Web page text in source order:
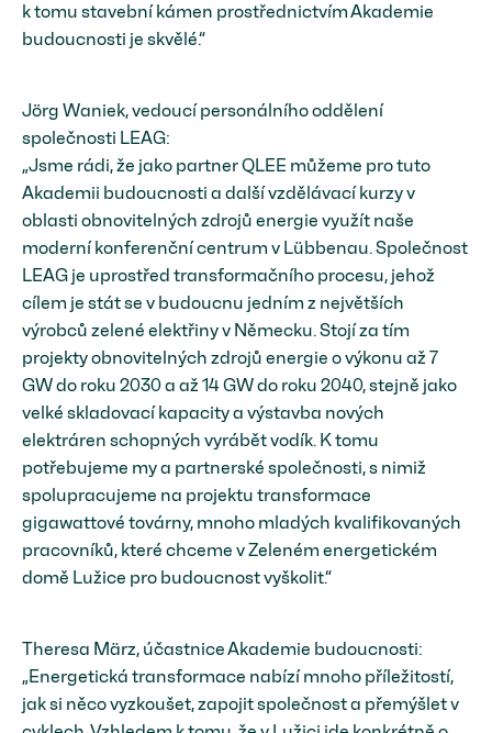
k tomu stavební kámen prostřednictvím Akademie
budoucnosti je skvělé.“
Jörg Waniek, vedoucí personálního oddělení
společnosti LEAG:
„Jsme rádi, že jako partner QLEE můžeme pro tuto
Akademii budoucnosti a další vzdělávací kurzy v
oblasti obnovitelných zdrojů energie využít naše
moderní konferenční centrum v Lübbenau. Společnost
LEAG je uprostřed transformačního procesu, jehož
cílem je stát se v budoucnu jedním z největších
výrobců zelené elektřiny v Německu. Stojí za tím
projekty obnovitelných zdrojů energie o výkonu až 7
GW do roku 2030 a až 14 GW do roku 2040, stejně jako
velké skladovací kapacity a výstavba nových
elektráren schopných vyrábět vodík. K tomu
potřebujeme my a partnerské společnosti, s nimiž
spolupracujeme na projektu transformace
gigawattové továrny, mnoho mladých kvalifikovaných
pracovníků, které chceme v Zeleném energetickém
domě Lužice pro budoucnost vyškolit.“
Theresa März, účastnice Akademie budoucnosti:
„Energetická transformace nabízí mnoho příležitostí,
jak si něco vyzkoušet, zapojit společnost a přemýšlet v